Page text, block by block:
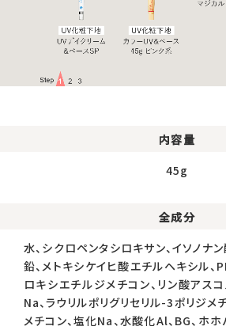
内容量
45g
全成分
水、シクロペンタシロキサン、イソノナ
鉛、メトキシケイヒ酸エチルヘキシル、
ロキシエチルジメチコン、リン酸アス
Na、ラウリルポリグリセリル-3ポリジメ
メチコン、塩化Na、水酸化Al、BG、ホ